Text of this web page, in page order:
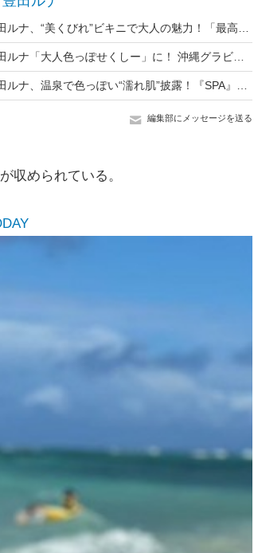
編集部にメッセージを送る
収められている。